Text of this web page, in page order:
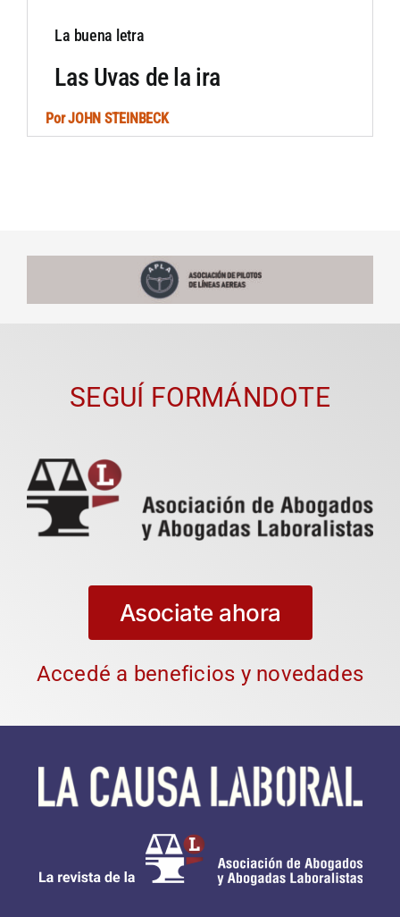
La buena letra
Las Uvas de la ira
PorJOHN STEINBECK
SEGUÍ FORMÁNDOTE
Asociate ahora
Accedé a beneficios y novedades